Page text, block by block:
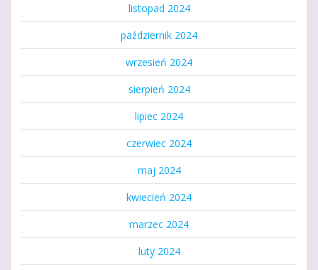
listopad 2024
październik 2024
wrzesień 2024
sierpień 2024
lipiec 2024
czerwiec 2024
maj 2024
kwiecień 2024
marzec 2024
luty 2024